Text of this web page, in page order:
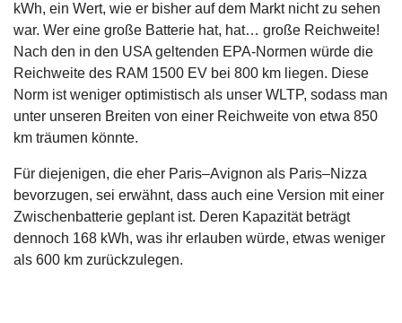
kWh, ein Wert, wie er bisher auf dem Markt nicht zu sehen
war. Wer eine große Batterie hat, hat… große Reichweite!
Nach den in den USA geltenden EPA-Normen würde die
Reichweite des RAM 1500 EV bei 800 km liegen. Diese
Norm ist weniger optimistisch als unser WLTP, sodass man
unter unseren Breiten von einer Reichweite von etwa 850
km träumen könnte.
Für diejenigen, die eher Paris–Avignon als Paris–Nizza
bevorzugen, sei erwähnt, dass auch eine Version mit einer
Zwischenbatterie geplant ist. Deren Kapazität beträgt
dennoch 168 kWh, was ihr erlauben würde, etwas weniger
als 600 km zurückzulegen.